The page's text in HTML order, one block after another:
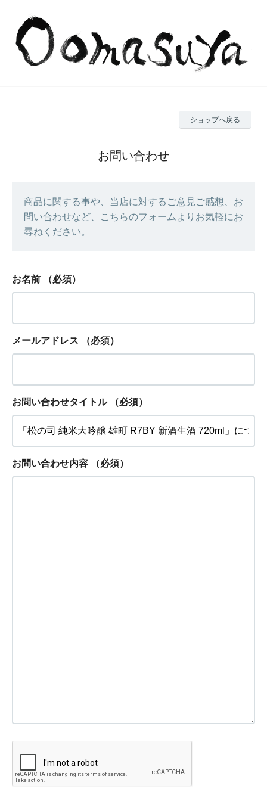
ショップへ戻る
お問い合わせ
商品に関する事や、当店に対するご意見ご感想、お
問い合わせなど、こちらのフォームよりお気軽にお
尋ねください。
お名前 （必須）
メールアドレス （必須）
お問い合わせタイトル （必須）
お問い合わせ内容 （必須）